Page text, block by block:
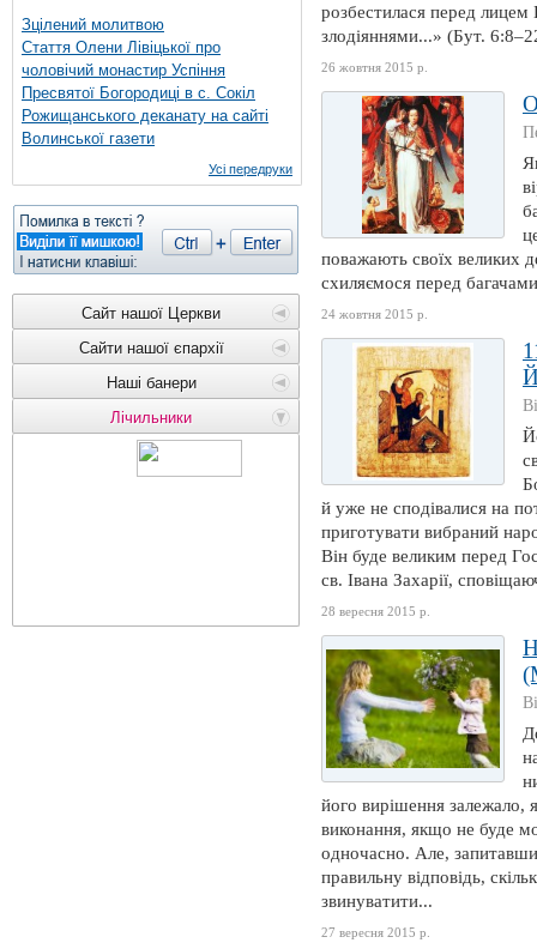
Зцілений молитвою
Стаття Олени Лівіцької про
чоловічий монастир Успіння
Пресвятої Богородиці в с. Сокіл
Рожищанського деканату на сайті
Волинської газети
Усі передруки
Сайт нашої Церкви
Сайти нашої єпархії
Наші банери
Лічильники
розбестилася перед
злодіяннями...» (Бут.
26 жовтня 2015 р.
поважають своїх великих
схиляємося перед
24 жовтня 2015 р.
й уже не сподівалися на
приготувати вибраний
Він буде великим перед
св. Івана Захарії,
28 вересня 2015 р.
його вирішення залежало,
виконання, якщо не буде
одночасно. Але,
правильну відповідь,
звинуватити...
27 вересня 2015 р.